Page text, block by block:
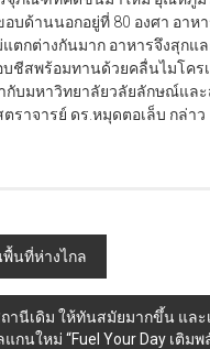
บด้านนอกอยู่ที่ 80 องศา อาห
ตกต่างกันมาก อาหารจึงสุกแ
สพร้อมทานด้วยคลื่นไมโคร
บมหาวิทยาลัยวลัยลักษณ์และ
ราจารย์ ดร.หมุดตอเล็บ กล่าว
นที่ห่างไกล
านีเดิม ให้ทันสมัยมากขึ้น แล
แกนใหม่ “Fuel Your Day เติม